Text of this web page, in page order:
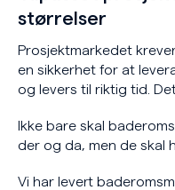
størrelser
Prosjektmarkedet
en sikkerhet for at
og levers til riktig tid.
Ikke bare skal
der og da, men de skal
Vi har levert